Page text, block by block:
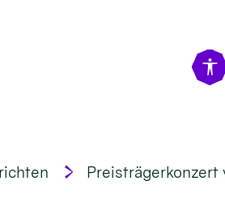
Preisträgerkonzert